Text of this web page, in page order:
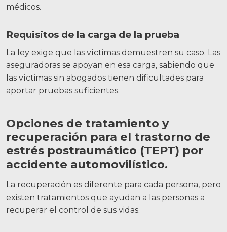
médicos.
Requisitos de la carga de la prueba
La ley exige que las víctimas demuestren su caso. Las
aseguradoras se apoyan en esa carga, sabiendo que
las víctimas sin abogados tienen dificultades para
aportar pruebas suficientes.
Opciones de tratamiento y
recuperación para el trastorno de
estrés postraumático (TEPT) por
accidente automovilístico.
La recuperación es diferente para cada persona, pero
existen tratamientos que ayudan a las personas a
recuperar el control de sus vidas.